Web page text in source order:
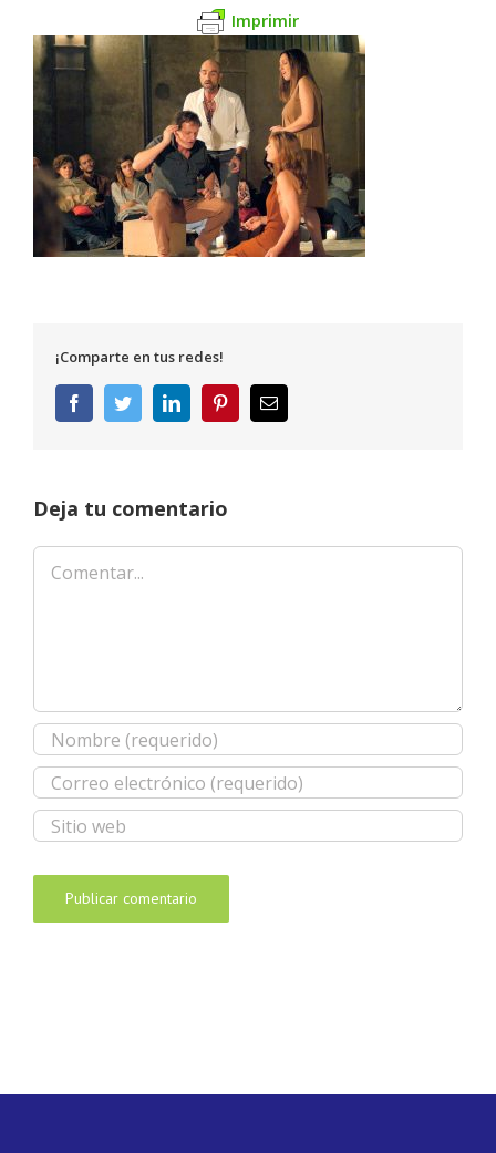
Imprimir
¡Comparte en tus redes!
FacebookTwitterLinkedInPinterestCorreo
electrónico
Deja tu comentario
Comentar